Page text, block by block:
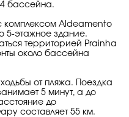
4 бассейна.
комплексом Aldeamento
5-этажное здание.
территорией Prainha
около бассейна
от пляжа. Поездка
5 минут, а до
до
составляет 55 км.